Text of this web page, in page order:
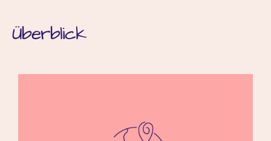
Überblick